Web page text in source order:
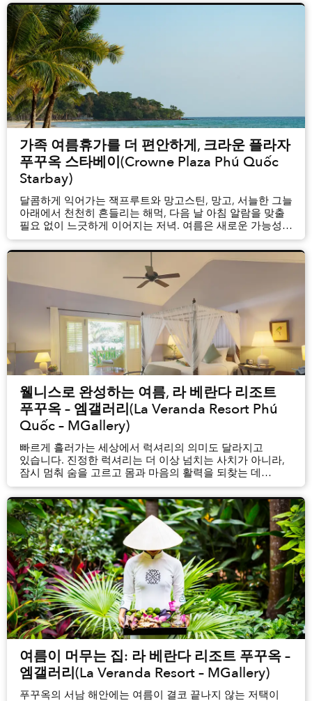
가족 여름휴가를 더 편안하게, 크라운 플라자
푸꾸옥 스타베이(Crowne Plaza Phú Quốc
Starbay)
달콤하게 익어가는 잭프루트와 망고스틴, 망고, 서늘한 그늘
아래에서 천천히 흔들리는 해먹, 다음 날 아침 알람을 맞출
필요 없이 느긋하게 이어지는 저녁. 여름은 새로운 가능성을
품고 찾아옵니다. 여름이 다가오면 가족들은 아이들의
학원과 활동 일정을 알아보고 스케줄을 조율하느라
분주해집니다. 그렇기에 바쁜 일상에서 잠시 벗어나 맑은
공기를 만끽하고 새로운 즐...
웰니스로 완성하는 여름, 라 베란다 리조트
푸꾸옥 – 엠갤러리(La Veranda Resort Phú
Quốc – MGallery)
빠르게 흘러가는 세상에서 럭셔리의 의미도 달라지고
있습니다. 진정한 럭셔리는 더 이상 넘치는 사치가 아니라,
잠시 멈춰 숨을 고르고 몸과 마음의 활력을 되찾는 데
있습니다. 올여름, 라 베란다 리조트 푸꾸옥 – 엠갤러리(La
Veranda Resort Phú Quốc – MGallery)는 웰니스를 새롭게
경험하고 싶은 여행객들을 ‘더 하우스 오브 서머(T...
여름이 머무는 집: 라 베란다 리조트 푸꾸옥 –
엠갤러리(La Veranda Resort – MGallery)
푸꾸옥의 서남 해안에는 여름이 결코 끝나지 않는 저택이